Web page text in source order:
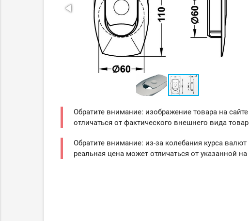
Обратите внимание: изображение товара на
отличаться от фактического внешнего вида
Обратите внимание: из-за колебания курса валют
реальная цена может отличаться от указанной на